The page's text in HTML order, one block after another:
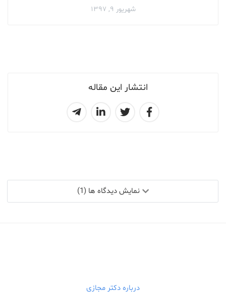
انتشار این مقاله
شهریور ۹, ۱۳۹۷
نمایش دیدگاه ها (1)
درباره دکتر مجازی